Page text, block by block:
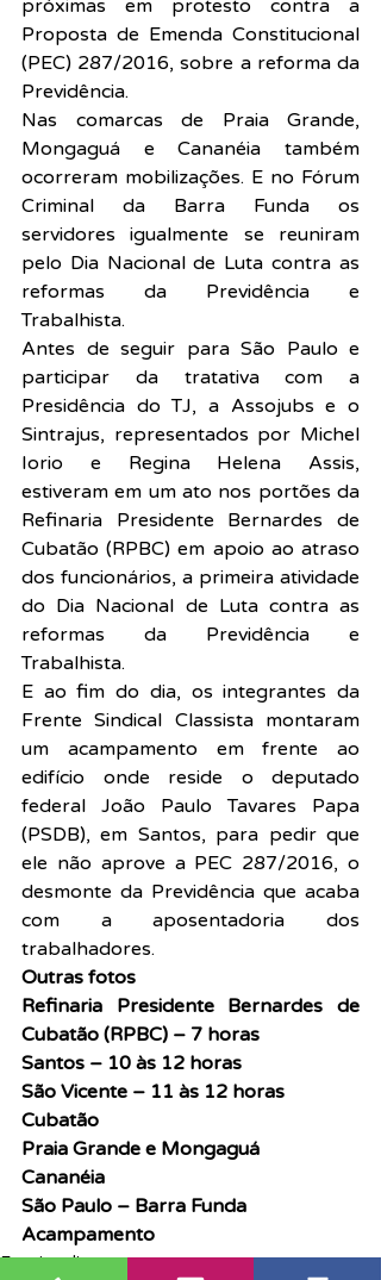
próximas em protesto contra a
Proposta de Emenda Constitucional
(PEC) 287/2016, sobre a reforma da
Previdência.
Nas comarcas de Praia Grande,
Mongaguá e Cananéia também
ocorreram mobilizações. E no Fórum
Criminal da Barra Funda os
servidores igualmente se reuniram
pelo Dia Nacional de Luta contra as
reformas da Previdência e
Trabalhista.
Antes de seguir para São Paulo e
participar da tratativa com a
Presidência do TJ, a Assojubs e o
Sintrajus, representados por Michel
Iorio e Regina Helena Assis,
estiveram em um ato nos portões da
Refinaria Presidente Bernardes de
Cubatão (RPBC) em apoio ao atraso
dos funcionários, a primeira atividade
do Dia Nacional de Luta contra as
reformas da Previdência e
Trabalhista.
E ao fim do dia, os integrantes da
Frente Sindical Classista montaram
um acampamento em frente ao
edifício onde reside o deputado
federal João Paulo Tavares Papa
(PSDB), em Santos, para pedir que
ele não aprove a PEC 287/2016, o
desmonte da Previdência que acaba
com a aposentadoria dos
trabalhadores.
Outras fotos
Refinaria Presidente Bernardes de
Cubatão (RPBC) – 7 horas
Santos – 10 às 12 horas
São Vicente – 11 às 12 horas
Cubatão
Praia Grande e Mongaguá
Cananéia
São Paulo – Barra Funda
Acampamento
Funcionalismo